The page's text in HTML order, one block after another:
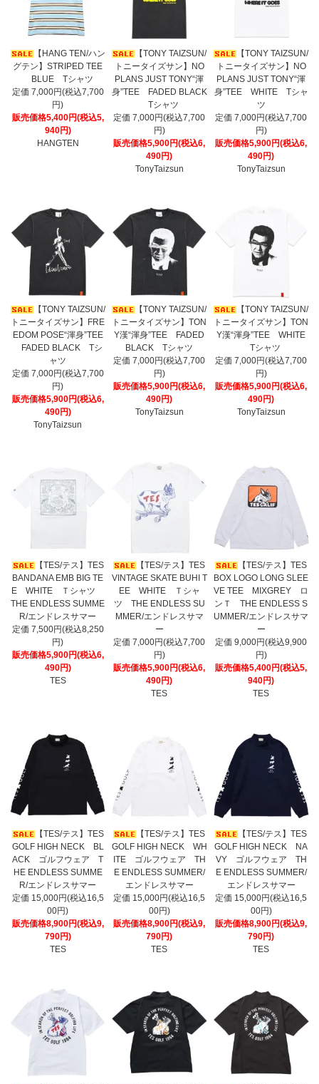
【HANG TEN/ハン
グテン】STRIPED TEE
BLUE Tシャツ
定価 7,000円(税込7,700
円)
販売価格5,400円(税込5,
940円)
HANGTEN
【TONY TAIZSUN/
トニータイズサン】NO
PLANS JUST TONY“渾
身”TEE FADED BLACK
Tシャツ
定価 7,000円(税込7,700
円)
販売価格5,900円(税込6,
490円)
TonyTaizsun
【TONY TAIZSUN/
トニータイズサン】NO
PLANS JUST TONY“渾
身”TEE WHITE Tシャ
ツ
定価 7,000円(税込7,700
円)
販売価格5,900円(税込6,
490円)
TonyTaizsun
【TONY TAIZSUN/
トニータイズサン】FRE
EDOM POSE“渾身”TEE
FADED BLACK Tシ
ャツ
定価 7,000円(税込7,700
円)
販売価格5,900円(税込6,
490円)
TonyTaizsun
【TONY TAIZSUN/
トニータイズサン】TON
Y漢“渾身”TEE FADED
BLACK Tシャツ
定価 7,000円(税込7,700
円)
販売価格5,900円(税込6,
490円)
TonyTaizsun
【TONY TAIZSUN/
トニータイズサン】TON
Y漢“渾身”TEE WHITE
Tシャツ
定価 7,000円(税込7,700
円)
販売価格5,900円(税込6,
490円)
TonyTaizsun
【TES/テス】TES
BANDANA EMB BIG TE
E WHITE Ｔシャツ
THE ENDLESS SUMME
R/エンドレスサマー
定価 7,500円(税込8,250
円)
販売価格5,900円(税込6,
490円)
TES
【TES/テス】TES
VINTAGE SKATE BUHI T
EE WHITE Ｔシャ
ツ THE ENDLESS SU
MMER/エンドレスサマ
ー
定価 7,000円(税込7,700
円)
販売価格5,900円(税込6,
490円)
TES
【TES/テス】TES
BOX LOGO LONG SLEE
VE TEE MIXGREY ロ
ンＴ THE ENDLESS S
UMMER/エンドレスサマ
ー
定価 9,000円(税込9,900
円)
販売価格5,400円(税込5,
940円)
TES
【TES/テス】TES
GOLF HIGH NECK BL
ACK ゴルフウェア T
HE ENDLESS SUMME
R/エンドレスサマー
定価 15,000円(税込16,5
00円)
販売価格8,900円(税込9,
790円)
TES
【TES/テス】TES
GOLF HIGH NECK WH
ITE ゴルフウェア TH
E ENDLESS SUMMER/
エンドレスサマー
定価 15,000円(税込16,5
00円)
販売価格8,900円(税込9,
790円)
TES
【TES/テス】TES
GOLF HIGH NECK NA
VY ゴルフウェア TH
E ENDLESS SUMMER/
エンドレスサマー
定価 15,000円(税込16,5
00円)
販売価格8,900円(税込9,
790円)
TES